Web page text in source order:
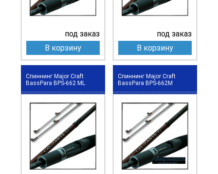
под заказ
В корзину
под заказ
В корзину
Спиннинг Major Craft
BassPara BPS-662 ML
Спиннинг Major Craft
BassPara BPS-662M